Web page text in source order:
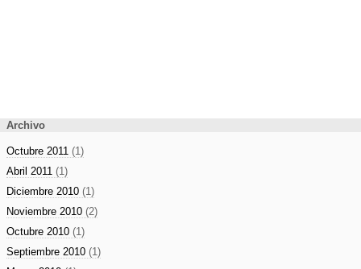
Archivo
Octubre 2011 (1)
Abril 2011 (1)
Diciembre 2010 (1)
Noviembre 2010 (2)
Octubre 2010 (1)
Septiembre 2010 (1)